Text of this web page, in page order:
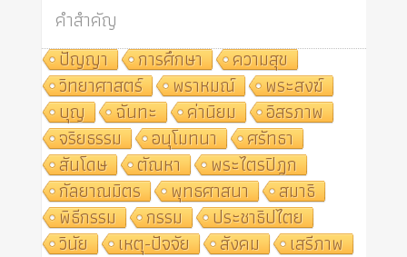
คำสำคัญ
ปัญญา
การศึกษา
ความสุข
วิทยาศาสตร์
พราหมณ์
พระสงฆ์
บุญ
ฉันทะ ค่านิยม
อิสรภาพ
จริยธรรม
อนุโมทนา
ศรัทธา
สันโดษ
ตัณหา
พระไตรปิฎก
กัลยาณมิตร
พุทธศาสนา
สมาธิ
พิธีกรรม
กรรม
ประชาธิปไตย
วินัย
เหตุ-ปัจจัย สังคม
เสรีภาพ